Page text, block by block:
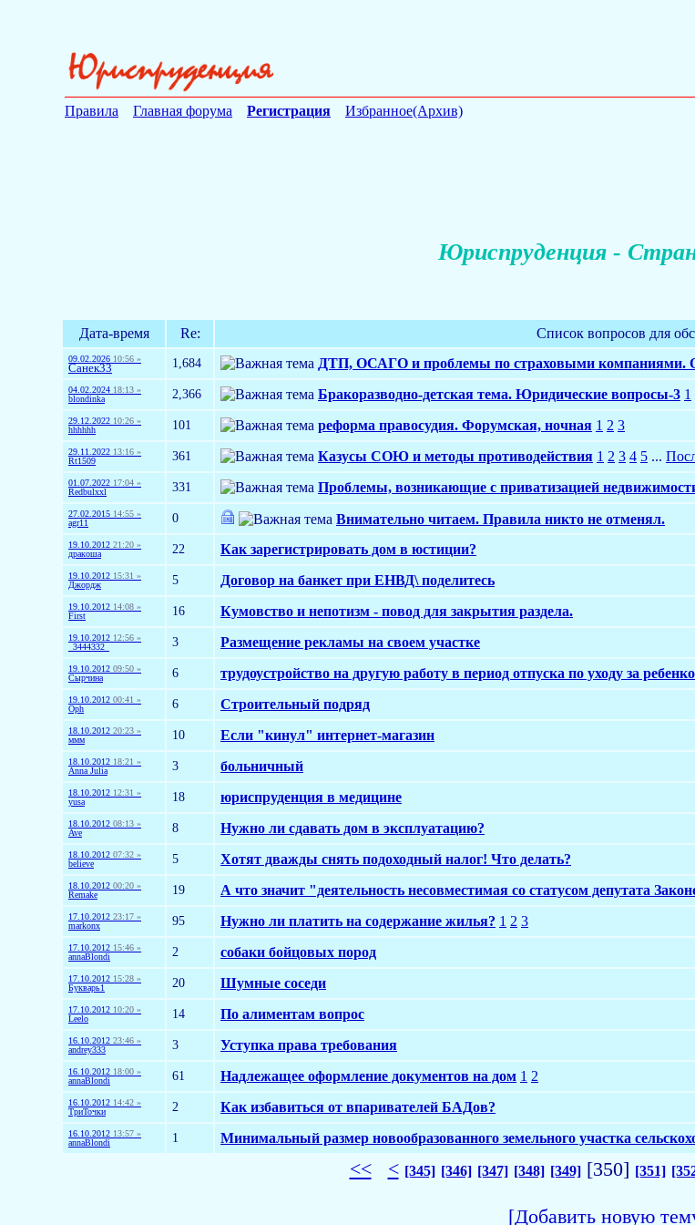
Правила Главная форума Регистрация Избранное(Архив)
Юриспруденция -
Дата-время Re: Список вопросов для
09.02.2026 10:56 »
Санек33 1,684 ДТП, ОСАГО и проблемы по страховыми компаниями.
04.02.2024 18:13 »
blondinka
2,366 Бракоразводно-детская тема. Юридические вопросы-3 1
29.12.2022 10:26 »
hhhhhh
101 реформа правосудия. Форумская, ночная 1 2 3
29.11.2022 13:16 »
Rt1509
361 Казусы СОЮ и методы противодействия 1 2 3 4 5 ...
01.07.2022 17:04 »
Redbulxxl
331 Проблемы, возникающие с приватизацией
27.02.2015 14:55 »
agr11
0 Внимательно читаем. Правила никто не отменял.
19.10.2012 21:20 »
дракоша
22 Как зарегистрировать дом в юстиции?
19.10.2012 15:31 »
Джордж
5 Договор на банкет при ЕНВД\ поделитесь
19.10.2012 14:08 »
First
16 Кумовство и непотизм - повод для закрытия раздела.
19.10.2012 12:56 »
_3444332_
3 Размещение рекламы на своем участке
19.10.2012 09:50 »
Сырчина
6 трудоустройство на другую работу в период отпуска по уходу за
19.10.2012 00:41 »
Oph
6 Строительный подряд
18.10.2012 20:23 »
ммм
10 Если "кинул" интернет-магазин
18.10.2012 18:21 »
Anna Julia
3 больничный
18.10.2012 12:31 »
yusa
18 юриспруденция в медицине
18.10.2012 08:13 »
Ave
8 Нужно ли сдавать дом в эксплуатацию?
18.10.2012 07:32 »
believe
5 Хотят дважды снять подоходный налог! Что делать?
18.10.2012 00:20 »
Remake
19 А что значит "деятельность несовместимая со статусом депутата
17.10.2012 23:17 »
markonx
95 Нужно ли платить на содержание жилья? 1 2 3
17.10.2012 15:46 »
annaBlondi
2 собаки бойцовых пород
17.10.2012 15:28 »
Букварь1
20 Шумные соседи
17.10.2012 10:20 »
Leelo
14 По алиментам вопрос
16.10.2012 23:46 »
andrey333
3 Уступка права требования
16.10.2012 18:00 »
annaBlondi
61 Надлежащее оформление документов на дом 1 2
16.10.2012 14:42 »
ТриТочки
2 Как избавиться от впаривателей БАДов?
16.10.2012 13:57 »
annaBlondi
1 Минимальный размер новообразованного земельного участка
<< < [345] [346] [347] [348] [349][350] [351]
[Добавить новую